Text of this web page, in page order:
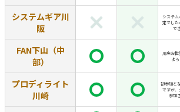
システムギア川
阪
システ
定でした
で
FAN下山（中
部）
川床お世
よ
プロディライト
川崎
初参加と
ですが、
参加